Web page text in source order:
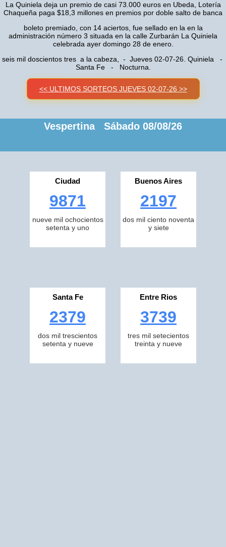
La Quiniela deja un premio de casi 73.000 euros en Ubeda, Lotería
Chaqueña paga $18,3 millones en premios por doble salto de banca
boleto premiado, con 14 aciertos, fue sellado en la en la
administración número 3 situada en la calle Zurbarán La Quiniela
celebrada ayer domingo 28 de enero.
seis mil doscientos tres a la cabeza, - Jueves 02-07-26. Quiniela -
Santa Fe - Nocturna.
<< ULTIMOS SORTEOS JUEVES 02-07-26 >>
Vespertina Sábado 08/08/26
Ciudad
9871
nueve mil ochocientos
setenta y uno
Buenos Aires
2197
dos mil ciento noventa
y siete
Santa Fe
2379
dos mil trescientos
setenta y nueve
Entre Rios
3739
tres mil setecientos
treinta y nueve